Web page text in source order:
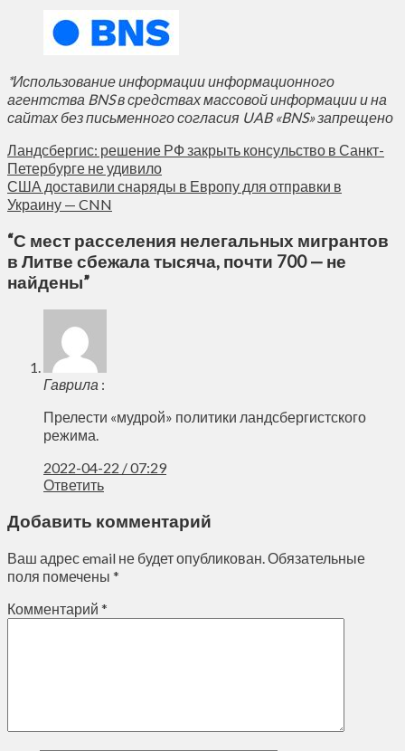
*Использование информации информационного
агентства BNS в средствах массовой информации и на
сайтах без письменного согласия UAB «BNS» запрещено
Ландсбергис: решение РФ закрыть консульство в Санкт-
Петербурге не удивило
США доставили снаряды в Европу для отправки в
Украину — CNN
“С мест расселения нелегальных мигрантов
в Литве сбежала тысяча, почти 700 — не
найдены”
Гаврила :
Прелести «мудрой» политики ландсбергистского
режима.
2022-04-22 / 07:29
Ответить
Добавить комментарий
Ваш адрес email не будет опубликован. Обязательные
поля помечены *
Комментарий *